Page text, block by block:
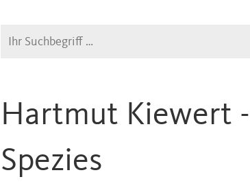
Suche
Hartmut Kiewert
Spezies